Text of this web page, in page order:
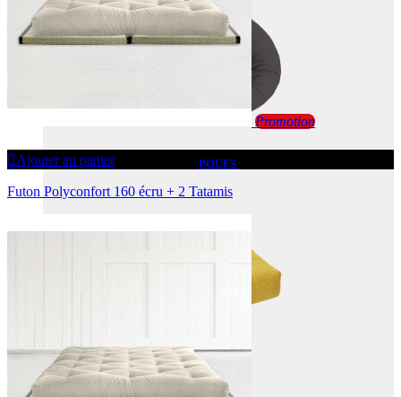
POUFS
Promotion
Ajouter au panier
Futon Polyconfort 160 écru + 2 Tatamis